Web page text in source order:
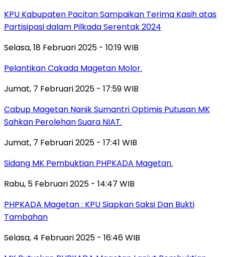
KPU Kabupaten Pacitan Sampaikan Terima Kasih atas
Partisipasi dalam Pilkada Serentak 2024
Selasa, 18 Februari 2025 - 10:19 WIB
Pelantikan Cakada Magetan Molor.
Jumat, 7 Februari 2025 - 17:59 WIB
Cabup Magetan Nanik Sumantri Optimis Putusan MK
Sahkan Perolehan Suara NIAT.
Jumat, 7 Februari 2025 - 17:41 WIB
Sidang MK Pembuktian PHPKADA Magetan.
Rabu, 5 Februari 2025 - 14:47 WIB
PHPKADA Magetan : KPU Siapkan Saksi Dan Bukti
Tambahan
Selasa, 4 Februari 2025 - 16:46 WIB